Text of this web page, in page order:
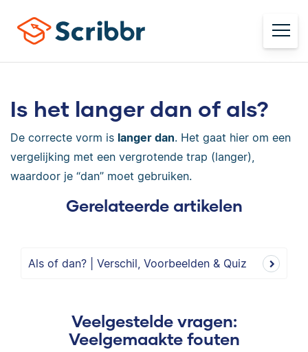
Is het langer dan of als?
De correcte vorm is langer dan. Het gaat hier om een
vergelijking met een vergrotende trap (langer),
waardoor je “dan” moet gebruiken.
Gerelateerde artikelen
Als of dan? | Verschil, Voorbeelden & Quiz
Veelgestelde vragen:
Veelgemaakte fouten